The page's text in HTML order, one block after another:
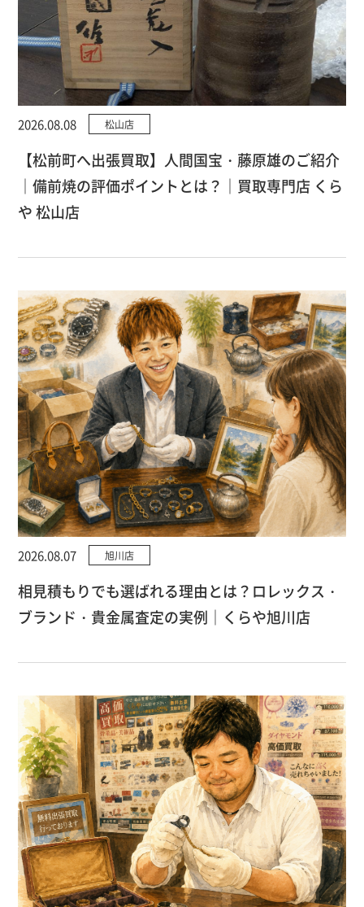
2026.08.08 松山店
【松前町へ出張買取】人間国宝・藤原雄のご紹介
｜備前焼の評価ポイントとは？｜買取専門店 くら
や 松山店
2026.08.07 旭川店
相見積もりでも選ばれる理由とは？ロレックス・
ブランド・貴金属査定の実例｜くらや旭川店